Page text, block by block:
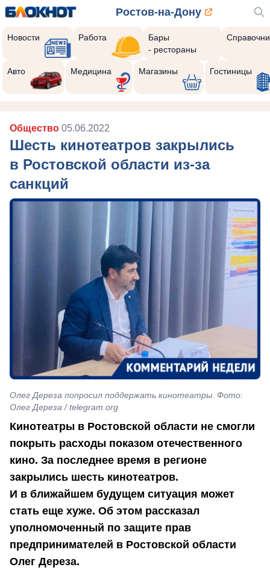
Ростов-на-Дону
Новости Работа
Бары
- рестораны
Авто Медицина Магазины Гостиницы
Общество 05.06.2022
Шесть кинотеатров закрылись
в Ростовской области из-за
санкций
Олег Дереза попросил поддержать кинотеатры. Фото:
Олег Дереза / telegram.org
Кинотеатры в Ростовской области не смогли
покрыть расходы показом отечественного
кино. За последнее время в регионе
закрылись шесть кинотеатров.
И в ближайшем будущем ситуация может
стать еще хуже. Об этом рассказал
уполномоченный по защите прав
предпринимателей в Ростовской области
Олег Дереза.